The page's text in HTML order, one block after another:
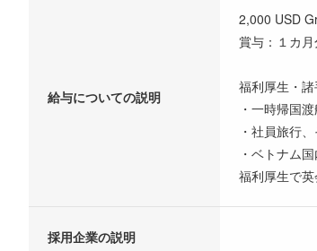
給与についての説明
2,000 USD
賞与：１カ
福利厚生・諸
・⼀時帰国
・社員旅⾏
・ベトナム
福利厚⽣で英
採用企業の説明